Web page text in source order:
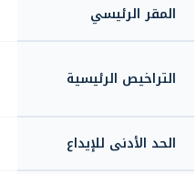
المقر الرئيسي
التراخيص الرئيسية
الحد الأدنى للإيداع